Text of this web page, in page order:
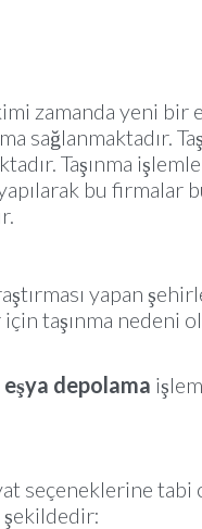
zamanda yeni bir
Taşınma
bu firmalar
yapan
taşınma nedeni
eşya depolama
seçeneklerine
şekildedir: